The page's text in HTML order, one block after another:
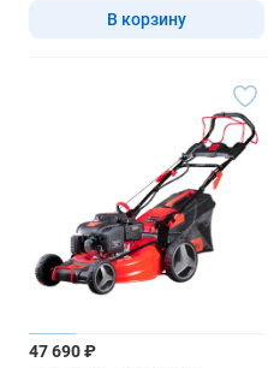
В корзину
47 690 ₽